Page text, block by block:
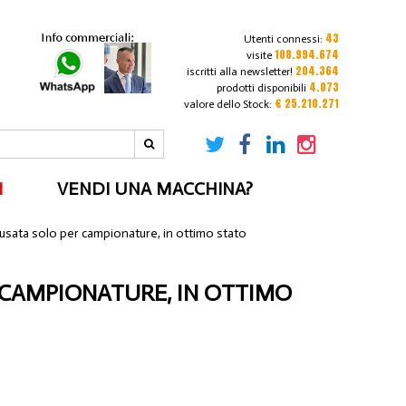
Utenti connessi: 43
visite 108.994.674
iscritti alla newsletter! 204.364
prodotti disponibili 4.073
valore dello Stock: € 25.210.271
VENDI UNA MACCHINA?
solo per campionature, in ottimo stato
IN OTTIMO